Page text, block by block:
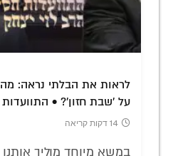
לראות את הבלתי נראה:
על 'שבת חזון'? •
14 דקות קריאה
במשא מיוחד מוליך